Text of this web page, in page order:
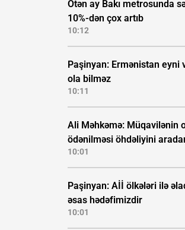
Ötən ay Bakı metrosunda
10%-dən çox artıb
10:12
Paşinyan: Ermənistan
ola bilməz
10:11
Ali Məhkəmə: Müqavilənin
ödənilməsi öhdəliyini
10:01
Paşinyan: Aİİ ölkələri ilə
əsas hədəfimizdir
10:01